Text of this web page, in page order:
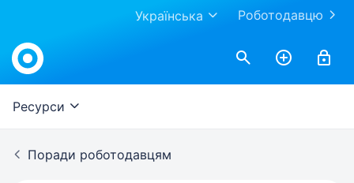
Роботодавцю
Українська
Work.ua
Ресурси
Поради роботодавцям